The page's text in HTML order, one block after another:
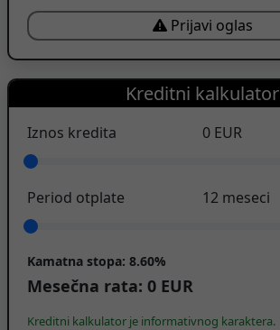
Prijavi oglas
Kreditni kalkulator
Iznos kredita 0 EUR
Period otplate 12 meseci
Kamatna stopa: 8.60%
Mesečna rata: 0 EUR
Kreditni kalkulator je informativnog karaktera.